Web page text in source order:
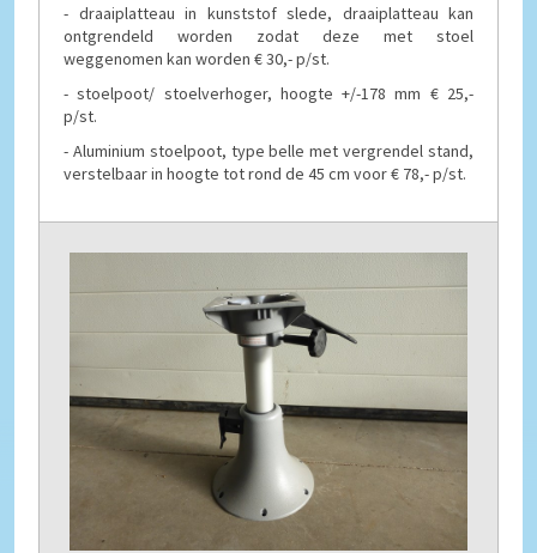
- draaiplatteau in kunststof slede, draaiplatteau kan
ontgrendeld worden zodat deze met stoel
weggenomen kan worden € 30,- p/st.
- stoelpoot/ stoelverhoger, hoogte +/-178 mm € 25,-
p/st.
- Aluminium stoelpoot, type belle met vergrendel stand,
verstelbaar in hoogte tot rond de 45 cm voor € 78,- p/st.